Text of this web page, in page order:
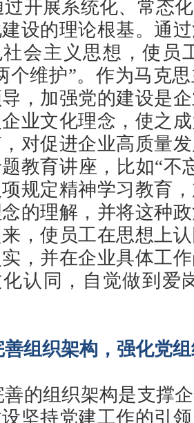
过开展系统化、常态
设的理论根基。通
会主义思想，使员
个维护”。作为马克
，加强党的建设是
业文化理念，使之
对促进企业高质量
教育讲座，比如“不
规定精神学习教育
的理解，并将这种
，使员工在思想上
，并在企业具体工
化认同，自觉做到爱
善组织架构，强化党
善的组织架构是支撑
坚持党建工作的引